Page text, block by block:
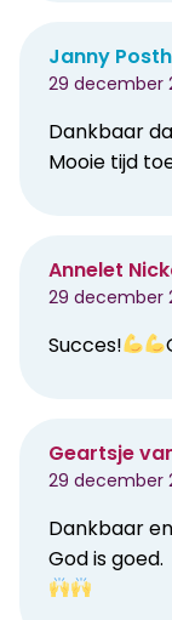
Janny
29 december
Dankbaar
Mooie tijd
Annelet
29 december
Succes!
Geartsje
29 december
Dankbaar
God is goed.